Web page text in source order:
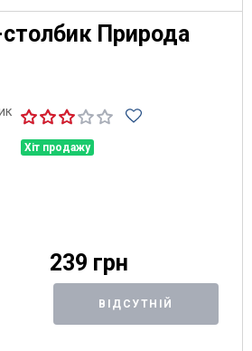
столбик Природа
Хіт продажу
239 грн
ВІДСУТНІЙ